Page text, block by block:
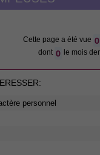
Cette page a été vue 0
dont 0 le mois
personnel